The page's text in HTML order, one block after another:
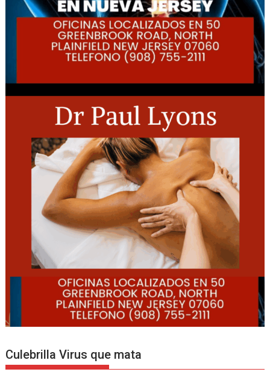
Culebrilla Virus que mata